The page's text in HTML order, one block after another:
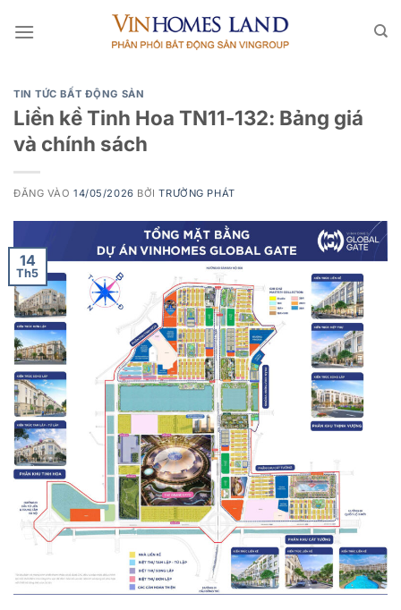
qua
TIN TỨC BẤT ĐỘNG SẢN
Liền kề Tinh Hoa TN11-132: Bảng giá
và chính sách
ĐĂNG VÀO14/05/2026 BỞITRƯỜNG PHÁT
14
Th5